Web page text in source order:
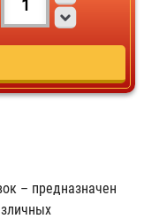
– предназначен